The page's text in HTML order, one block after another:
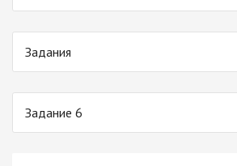
Задания
Задание 6